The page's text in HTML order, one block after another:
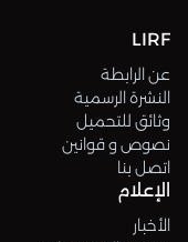
LIRF
عن الرابطة
النشرة الرسمية
وثائق للتحميل
نصوص و قوانين
اتصل بنا
الإعلام
الأخبار